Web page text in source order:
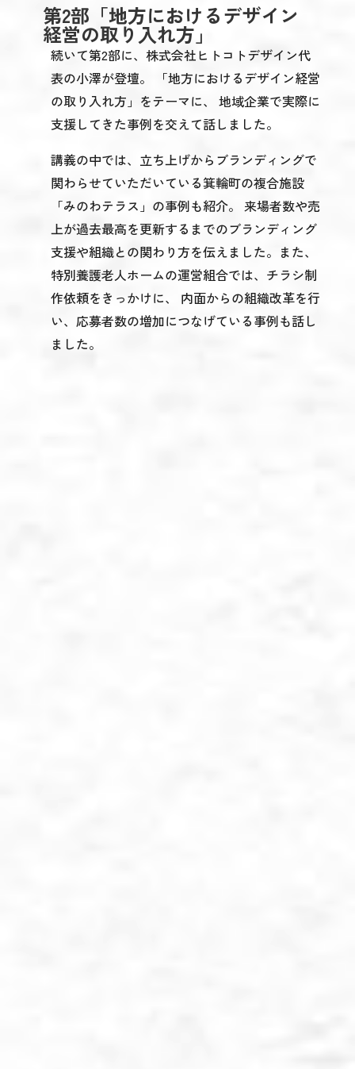
第2部「地方におけるデザイン
経営の取り入れ方」
続いて第2部に、株式会社ヒトコトデザイン代
表の小澤が登壇。 「地方におけるデザイン経営
の取り入れ方」をテーマに、 地域企業で実際に
支援してきた事例を交えて話しました。
講義の中では、立ち上げからブランディングで
関わらせていただいている箕輪町の複合施設
「みのわテラス」の事例も紹介。 来場者数や売
上が過去最高を更新するまでのブランディング
支援や組織との関わり方を伝えました。また、
特別養護老人ホームの運営組合では、チラシ制
作依頼をきっかけに、 内面からの組織改革を行
い、応募者数の増加につなげている事例も話し
ました。